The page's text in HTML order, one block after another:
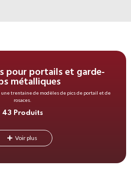
pour portails et garde-
métalliques
une trentaine de modèles de pics de portail et de
rosaces.
43 Produits
Voir plus